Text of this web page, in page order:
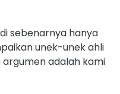
sebenarnya hanya
unek-unek ahli
adalah kami